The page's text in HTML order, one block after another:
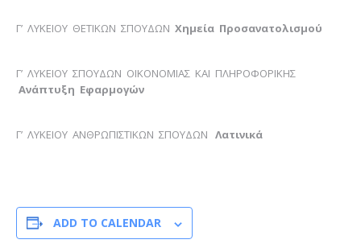
Γ’ ΛΥΚΕΙΟΥ ΘΕΤΙΚΩΝ ΣΠΟΥΔΩΝ Χημεία Προσανατολισμού
Γ’ ΛΥΚΕΙΟΥ ΣΠΟΥΔΩΝ ΟΙΚΟΝΟΜΙΑΣ ΚΑΙ ΠΛΗΡΟΦΟΡΙΚΗΣ
Ανάπτυξη Εφαρμογών
Γ’ ΛΥΚΕΙΟΥ ΑΝΘΡΩΠΙΣΤΙΚΩΝ ΣΠΟΥΔΩΝ Λατινικά
ADD TO CALENDAR